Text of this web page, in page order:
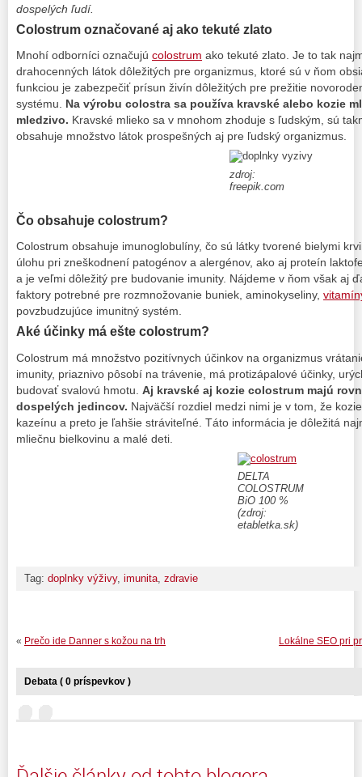
dospelých ľudí.
Colostrum označované aj ako tekuté zlato
Mnohí odborníci označujú colostrum ako tekuté zlato. Je to tak
drahocenných látok dôležitých pre organizmus, ktoré sú v ňom
funkciou je zabezpečiť prísun živín dôležitých pre prežitie
systému. Na výrobu colostra sa používa kravské alebo kozie
mledzivo. Kravské mlieko sa v mnohom zhoduje s ľudským, sú
obsahuje množstvo látok prospešných aj pre ľudský organizmus.
zdroj:
freepik.com
Čo obsahuje colostrum?
Colostrum obsahuje imunoglobulíny, čo sú látky tvorené bielymi
úlohu pri zneškodnení patogénov a alergénov, ako aj proteín
a je veľmi dôležitý pre budovanie imunity. Nájdeme v ňom však aj
faktory potrebné pre rozmnožovanie buniek, aminokyseliny,
povzbudzujúce imunitný systém.
Aké účinky má ešte colostrum?
Colostrum má množstvo pozitívnych účinkov na organizmus
imunity, priaznivo pôsobí na trávenie, má protizápalové účinky,
budovať svalovú hmotu. Aj kravské aj kozie colostrum majú
dospelých jedincov. Najväčší rozdiel medzi nimi je v tom, že
kazeínu a preto je ľahšie stráviteľné. Táto informácia je dôležitá
mliečnu bielkovinu a malé deti.
DELTA
COLOSTRUM
BiO 100 %
(zdroj:
etabletka.sk)
Tag: doplnky výživy, imunita zdravie
Lokálne SEO pri
« Prečo ide Danner s kožou na trh
Debata ( 0 príspevkov )